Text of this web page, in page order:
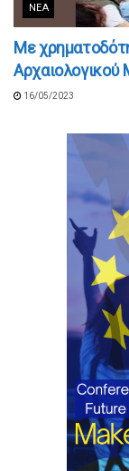
ΝΈΑ
Με
Αρχαιολογικού
16/05/2023